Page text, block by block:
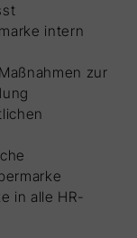
intern
zur
in alle HR-